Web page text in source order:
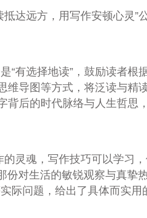
达远方，用写作安顿心灵”
“有选择地读”，鼓励读者根
导图等方式，将泛读与精
背后的时代脉络与人生哲思
灵魂，写作技巧可以学习
份对生活的敏锐观察与真挚
际问题，给出了具体而实用